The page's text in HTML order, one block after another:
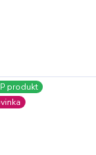
produkt